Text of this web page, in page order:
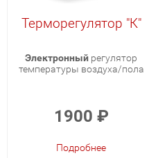
Терморегулятор "К"
Электронный регулятор
температуры воздуха/пола
1900 ₽
Подробнее